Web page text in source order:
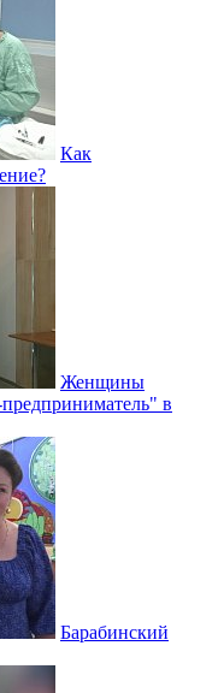
Как
Женщины
в
Барабинский